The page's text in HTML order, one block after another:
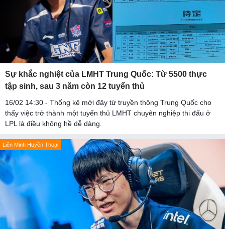
Sự khắc nghiệt của LMHT Trung Quốc: Từ 5500 thực
tập sinh, sau 3 năm còn 12 tuyển thủ
16/02 14:30 - Thống kê mới đây từ truyền thông Trung Quốc cho
thấy việc trở thành một tuyển thủ LMHT chuyên nghiệp thi đấu ở
LPL là điều không hề dễ dàng.
Liên Minh Huyền Thoại